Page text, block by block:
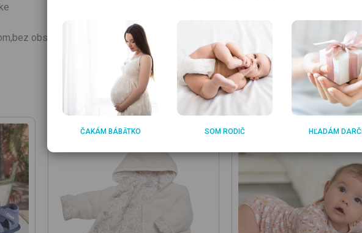
obsahu niklu. Patent neobsahuje nikel, a preto nevyvoláva alergické
ČAKÁM BÁBÄTKO SOM RODIČ HĽADÁM